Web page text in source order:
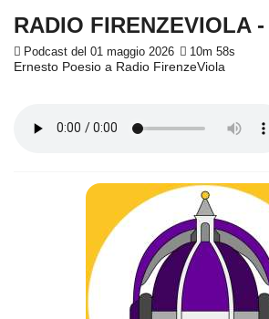
RADIO FIRENZEVIOLA
Podcast del 01 maggio 2026 10m 58s
Ernesto Poesio a Radio FirenzeViola